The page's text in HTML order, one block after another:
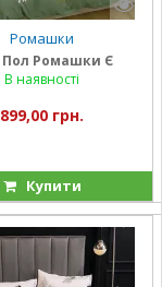
Ромашки
Пол Ромашки Є
В наявності
899,00 грн.
Купити